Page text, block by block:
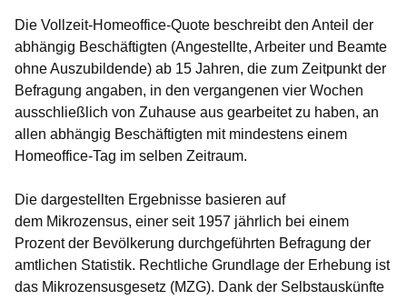
Die Vollzeit-Homeoffice-Quote beschreibt den Anteil der
abhängig Beschäftigten (Angestellte, Arbeiter und Beamte
ohne Auszubildende) ab 15 Jahren, die zum Zeitpunkt der
Befragung angaben, in den vergangenen vier Wochen
ausschließlich von Zuhause aus gearbeitet zu haben, an
allen abhängig Beschäftigten mit mindestens einem
Homeoffice-Tag im selben Zeitraum.
Die dargestellten Ergebnisse basieren auf
dem Mikrozensus, einer seit 1957 jährlich bei einem
Prozent der Bevölkerung durchgeführten Befragung der
amtlichen Statistik. Rechtliche Grundlage der Erhebung ist
das Mikrozensusgesetz (MZG). Dank der Selbstauskünfte